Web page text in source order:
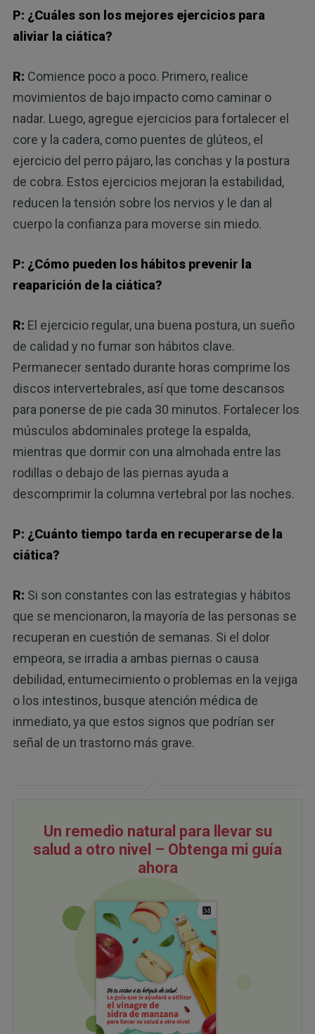
P: ¿Cuáles son los mejores ejercicios para
aliviar la ciática?
R: Comience poco a poco. Primero, realice
movimientos de bajo impacto como caminar o
nadar. Luego, agregue ejercicios para fortalecer el
core y la cadera, como puentes de glúteos, el
ejercicio del perro pájaro, las conchas y la postura
de cobra. Estos ejercicios mejoran la estabilidad,
reducen la tensión sobre los nervios y le dan al
cuerpo la confianza para moverse sin miedo.
P: ¿Cómo pueden los hábitos prevenir la
reaparición de la ciática?
R: El ejercicio regular, una buena postura, un sueño
de calidad y no fumar son hábitos clave.
Permanecer sentado durante horas comprime los
discos intervertebrales, así que tome descansos
para ponerse de pie cada 30 minutos. Fortalecer los
músculos abdominales protege la espalda,
mientras que dormir con una almohada entre las
rodillas o debajo de las piernas ayuda a
descomprimir la columna vertebral por las noches.
P: ¿Cuánto tiempo tarda en recuperarse de la
ciática?
R: Si son constantes con las estrategias y hábitos
que se mencionaron, la mayoría de las personas se
recuperan en cuestión de semanas. Si el dolor
empeora, se irradia a ambas piernas o causa
debilidad, entumecimiento o problemas en la vejiga
o los intestinos, busque atención médica de
inmediato, ya que estos signos que podrían ser
señal de un trastorno más grave.
Un remedio natural para llevar su
salud a otro nivel – Obtenga mi guía
ahora